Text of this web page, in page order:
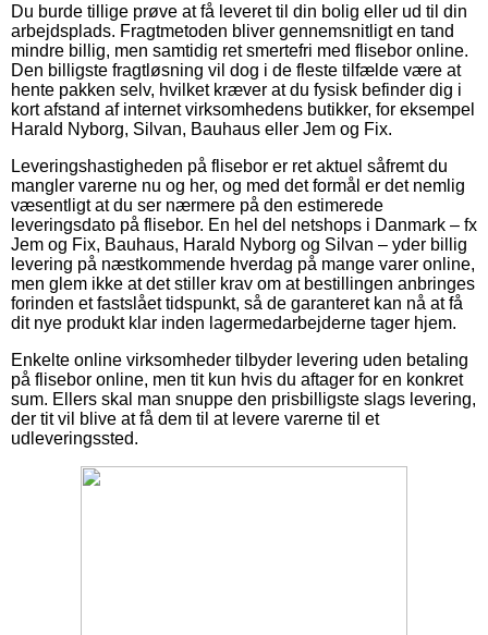
Du burde tillige prøve at få leveret til din bolig eller ud til din
arbejdsplads. Fragtmetoden bliver gennemsnitligt en tand
mindre billig, men samtidig ret smertefri med flisebor online.
Den billigste fragtløsning vil dog i de fleste tilfælde være at
hente pakken selv, hvilket kræver at du fysisk befinder dig i
kort afstand af internet virksomhedens butikker, for eksempel
Harald Nyborg, Silvan, Bauhaus eller Jem og Fix.
Leveringshastigheden på flisebor er ret aktuel såfremt du
mangler varerne nu og her, og med det formål er det nemlig
væsentligt at du ser nærmere på den estimerede
leveringsdato på flisebor. En hel del netshops i Danmark – fx
Jem og Fix, Bauhaus, Harald Nyborg og Silvan – yder billig
levering på næstkommende hverdag på mange varer online,
men glem ikke at det stiller krav om at bestillingen anbringes
forinden et fastslået tidspunkt, så de garanteret kan nå at få
dit nye produkt klar inden lagermedarbejderne tager hjem.
Enkelte online virksomheder tilbyder levering uden betaling
på flisebor online, men tit kun hvis du aftager for en konkret
sum. Ellers skal man snuppe den prisbilligste slags levering,
der tit vil blive at få dem til at levere varerne til et
udleveringssted.